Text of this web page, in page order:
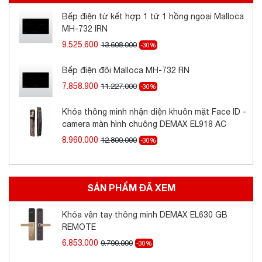
TÓM TẮT ĐẶC TÍNH SẢN PHẨM:
Thông số kỹ thuật:
Kích thước thân khóa: 78x385 mm
Nguồn cung cấp: 4 pin AA (6V)
Bếp điện từ kết hợp 1 từ 1 hồng ngoại Malloca
MH-732 IRN
9.525.600 13.608.000 -30%
Bếp điện đôi Malloca MH-732 RN
7.858.900 11.227.000 -30%
Khóa thông minh nhận diện khuôn mặt Face ID -
camera màn hình chuông DEMAX EL918 AC
8.960.000 12.800.000 -30%
SẢN PHẨM ĐÃ XEM
Khóa vân tay thông minh DEMAX EL630 GB
REMOTE
6.853.000 9.790.000 -30%